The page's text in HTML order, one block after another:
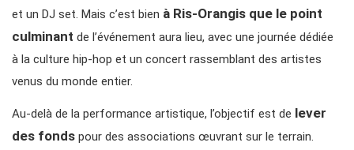
et un DJ set. Mais c’est bien à Ris-Orangis que le point
culminant de l’événement aura lieu, avec une journée dédiée
à la culture hip-hop et un concert rassemblant des artistes
venus du monde entier.
Au-delà de la performance artistique, l’objectif est de lever
des fonds pour des associations œuvrant sur le terrain.